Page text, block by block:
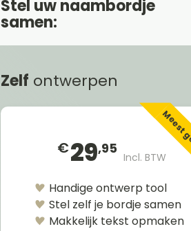
Stel uw naambordje
samen:
Zelf ontwerpen
€29,95
Incl. BTW
Handige ontwerp tool
Stel zelf je bordje samen
Makkelijk tekst opmaken